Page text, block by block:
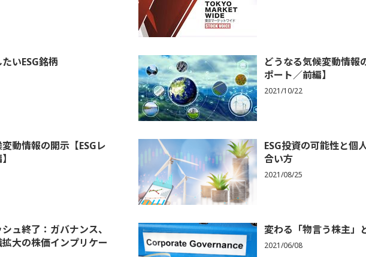
いESG銘柄
どうなる気候変動情報
ポート／前編】
2021/10/22
動情報の開示【ESGレ
ESG投資の可能性と個
合い方
2021/08/25
ュ終了：ガバナンス、
大の株価インプリケー
変わる「物言う株主」
2021/06/08